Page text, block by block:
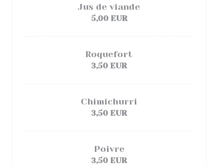
Jus de viande
5,00 EUR
Roquefort
3,50 EUR
Chimichurri
3,50 EUR
Poivre
3,50 EUR